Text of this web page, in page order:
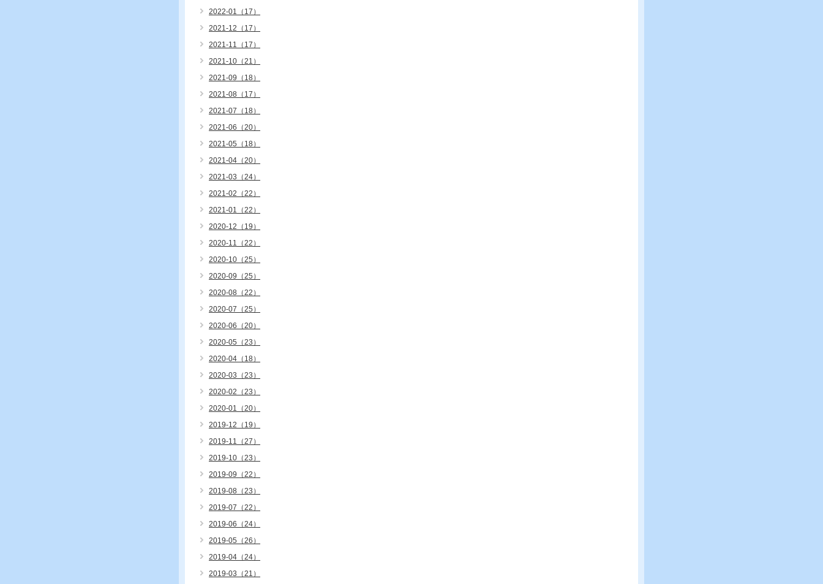
2022-01（17）
2021-12（17）
2021-11（17）
2021-10（21）
2021-09（18）
2021-08（17）
2021-07（18）
2021-06（20）
2021-05（18）
2021-04（20）
2021-03（24）
2021-02（22）
2021-01（22）
2020-12（19）
2020-11（22）
2020-10（25）
2020-09（25）
2020-08（22）
2020-07（25）
2020-06（20）
2020-05（23）
2020-04（18）
2020-03（23）
2020-02（23）
2020-01（20）
2019-12（19）
2019-11（27）
2019-10（23）
2019-09（22）
2019-08（23）
2019-07（22）
2019-06（24）
2019-05（26）
2019-04（24）
2019-03（21）